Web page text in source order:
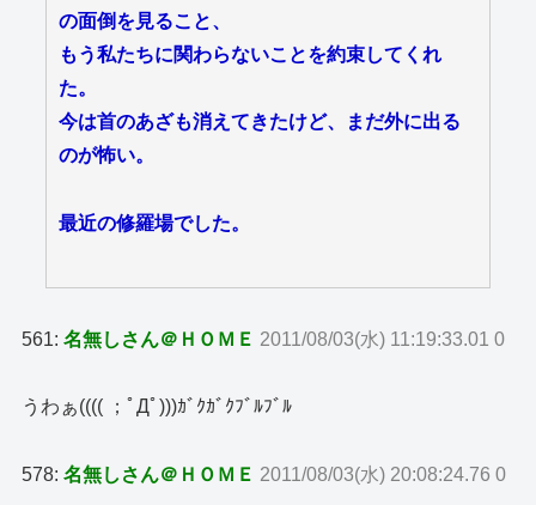
の面倒を見ること、
もう私たちに関わらないことを約束してくれ
た。
今は首のあざも消えてきたけど、まだ外に出る
のが怖い。
最近の修羅場でした。
561:名無しさん＠ＨＯＭＥ 2011/08/03(水) 11:19:33.01 0
うわぁ(((( ；ﾟДﾟ)))ｶﾞｸｶﾞｸﾌﾞﾙﾌﾞﾙ
578:名無しさん＠ＨＯＭＥ 2011/08/03(水) 20:08:24.76 0